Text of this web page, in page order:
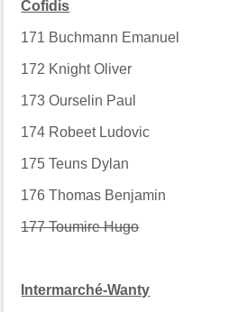
Cofidis
171 Buchmann Emanuel
172 Knight Oliver
173 Ourselin Paul
174 Robeet Ludovic
175 Teuns Dylan
176 Thomas Benjamin
177 Toumire Hugo
Intermarché-Wanty